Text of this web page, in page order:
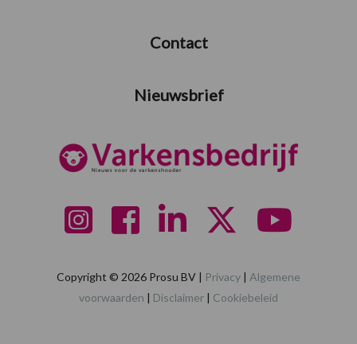
Contact
Nieuwsbrief
Copyright © 2026 Prosu BV | Privacy | Algemene
voorwaarden | Disclaimer | Cookiebeleid